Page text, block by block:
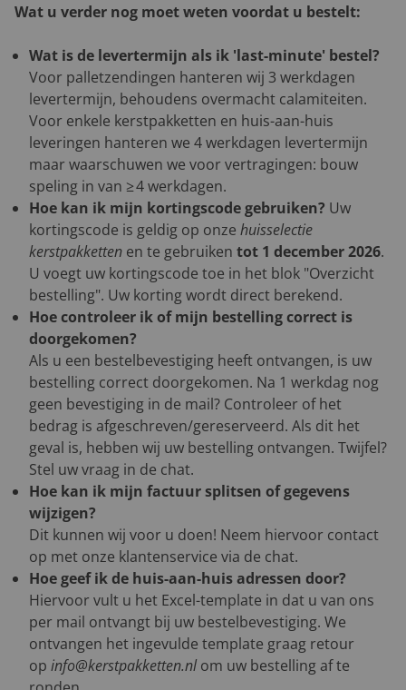
Wat u verder nog moet weten voordat u bestelt:
Wat is de levertermijn als ik 'last-minute' bestel?
Voor palletzendingen hanteren wij 3 werkdagen
levertermijn, behoudens overmacht calamiteiten.
Voor enkele kerstpakketten en huis-aan-huis
leveringen hanteren we 4 werkdagen levertermijn
maar waarschuwen we voor vertragingen: bouw
speling in van ≥ 4 werkdagen.
Hoe kan ik mijn kortingscode gebruiken? Uw
kortingscode is geldig op onze huisselectie
kerstpakketten en te gebruiken tot 1 december 2026.
U voegt uw kortingscode toe in het blok "Overzicht
bestelling". Uw korting wordt direct berekend.
Hoe controleer ik of mijn bestelling correct is
doorgekomen?
Als u een bestelbevestiging heeft ontvangen, is uw
bestelling correct doorgekomen. Na 1 werkdag nog
geen bevestiging in de mail? Controleer of het
bedrag is afgeschreven/gereserveerd. Als dit het
geval is, hebben wij uw bestelling ontvangen. Twijfel?
Stel uw vraag in de chat.
Hoe kan ik mijn factuur splitsen of gegevens
wijzigen?
Dit kunnen wij voor u doen! Neem hiervoor contact
op met onze klantenservice via de chat.
Hoe geef ik de huis-aan-huis adressen door?
Hiervoor vult u het Excel-template in dat u van ons
per mail ontvangt bij uw bestelbevestiging. We
ontvangen het ingevulde template graag retour
op info@kerstpakketten.nlom uw bestelling af te